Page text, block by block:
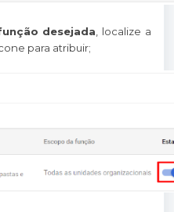
desejada , localize a
para atribuir;